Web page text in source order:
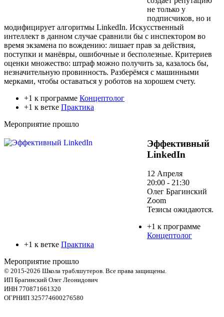
не только у
подписчиков, но и
модифицирует алгоритмы LinkedIn. Искусственный
интеллект в данном случае сравнили бы с инспектором во
время экзамена по вождению: лишает прав за действия,
поступки и манёвры, ошибочные и бесполезные. Критериев
оценки множество: штраф можно получить за, казалось бы,
незначительную провинность. Разберёмся с машинными
мерками, чтобы оставаться у роботов на хорошем счету.
+1 к программе Концептолог
+1 к ветке Практика
Мероприятие прошло
Эффективный
LinkedIn
12 Апреля
20:00 - 21:30
Олег Брагинский
Zoom
Тезисы ожидаются.
+1 к программе
Концептолог
+1 к ветке Практика
Мероприятие прошло
© 2015-2026 Школа траблшутеров. Все права защищены.
ИП Брагинский Олег Леонидович
ИНН 770871661320
ОГРНИП 325774600276580